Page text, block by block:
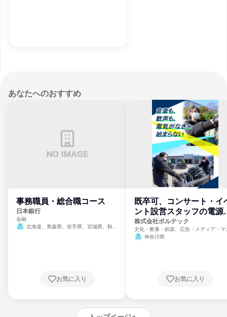
あなたへのおすすめ
事務職員・総合職コース
日本銀行
金融
北海道、青森県、岩手県、宮城県、秋田
崎県、熊本県、大分県、宮崎県、鹿児島県、
お気に入り
既卒可、コンサート・イ
ント設営スタッフの電源
門
株式会社ボルテック
文化・教養・娯楽、広告・メディア・マ
ミ、電力・ガス・水道・エネルギー
神奈川県
お気に入り